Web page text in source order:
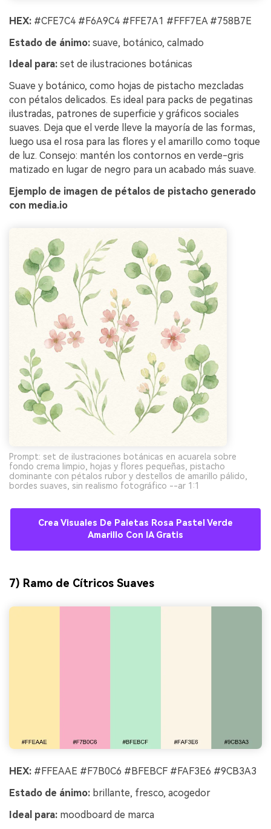
HEX: #CFE7C4 #F6A9C4 #FFE7A1 #FFF7EA #758B7E
Estado de ánimo: suave, botánico, calmado
Ideal para: set de ilustraciones botánicas
Suave y botánico, como hojas de pistacho mezcladas
con pétalos delicados. Es ideal para packs de pegatinas
ilustradas, patrones de superficie y gráficos sociales
suaves. Deja que el verde lleve la mayoría de las formas,
luego usa el rosa para las flores y el amarillo como toque
de luz. Consejo: mantén los contornos en verde-gris
matizado en lugar de negro para un acabado más suave.
Ejemplo de imagen de pétalos de pistacho generado
con media.io
Prompt: set de ilustraciones botánicas en acuarela sobre
fondo crema limpio, hojas y flores pequeñas, pistacho
dominante con pétalos rubor y destellos de amarillo pálido,
bordes suaves, sin realismo fotográfico --ar 1:1
Crea Visuales De Paletas Rosa Pastel Verde
Amarillo Con IA Gratis
7) Ramo de Cítricos Suaves
HEX: #FFEAAE #F7B0C6 #BFEBCF #FAF3E6 #9CB3A3
Estado de ánimo: brillante, fresco, acogedor
Ideal para: moodboard de marca